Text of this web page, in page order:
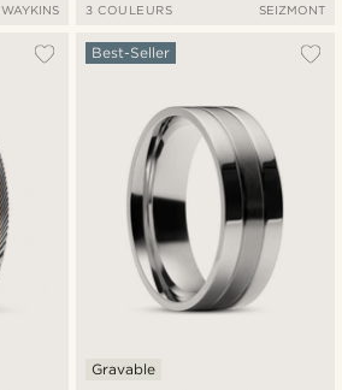
WAYKINS 3 COULEURS SEIZMONT
Best-Seller
Gravable